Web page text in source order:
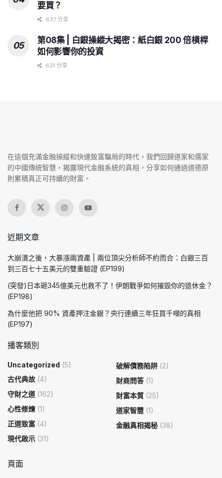
要買？
637 分享
第08集 | 白銀操縱大揭密：紙白銀 200 倍槓桿
如何影響你的投資
631 分享
在這個充滿金融操縱和快速致富騙局的時代，我們回歸道家和儒家
的中國傳統智慧，揭露現代金融系統的真相，分享如何通過道德原
則累積真正可持續的財富。
近期文章
大崩潰之後，大暴漲兩資產 | 兩位頂尖分析師不約而合：白銀三百
到三百七十五美元的雙重驗證 (EP199)
(突發)日本砸345億美元也救不了！伊朗戰爭如何摧毀你的退休金？
(EP198)
為什麼他把 90% 資產押注金銀？央行連續三年狂買千噸的真相
(EP197)
播客類別
Uncategorized (5)
古代典故 (4)
守財之道 (162)
心性修煉 (1)
正道致富 (4)
現代啟示 (31)
破解債務陷阱 (2)
財商問答(1)
財富本質 (25)
道家智慧 (1)
金融真相揭秘 (38)
頁面